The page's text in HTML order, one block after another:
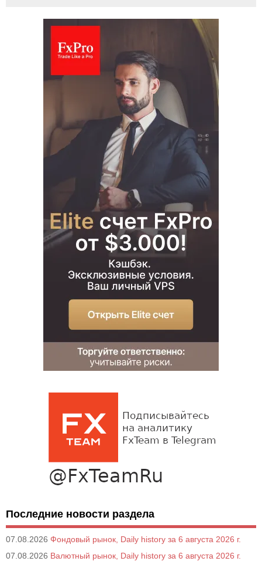
Последние новости раздела
07.08.2026 Фондовый рынок, Daily history за 6 августа 2026 г.
07.08.2026 Валютный рынок, Daily history за 6 августа 2026 г.